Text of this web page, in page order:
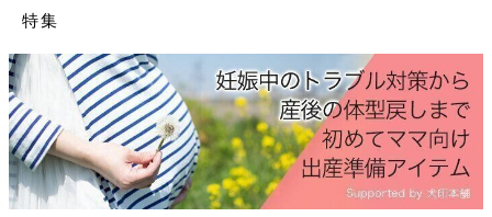
太ももプルプルすぎて、足に力入れられなかったけど、なんとか
2830g
男の子、産まれました。
産声も聞かせてくれて
赤ちゃん、可愛いすぎる。
特集